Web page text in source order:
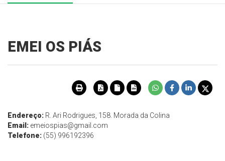
EMEI OS PIÁS
Endereço: R. Ari Rodrigues, 158. Morada da Colina
Email: emeiospias@gmail.com
Telefone: (55) 996192396